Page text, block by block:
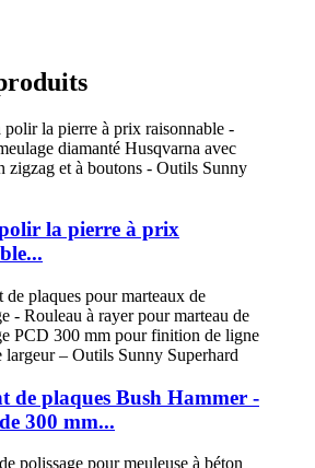
la pierre à prix
de plaques Bush Hammer -
300 mm...